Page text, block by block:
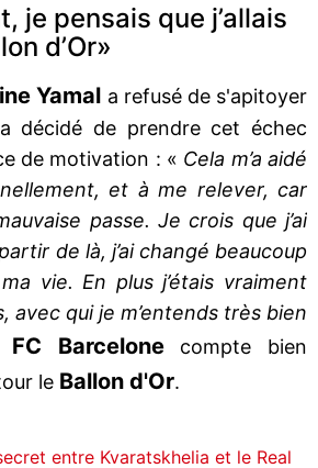
je pensais que j’allais
d’Or»
Yamal a refusé de s'apitoyer
décidé de prendre cet échec
de motivation : « Cela m’a aidé
et à me relever, car
passe. Je crois que j’ai
de là, j’ai changé beaucoup
vie. En plus j’étais vraiment
avec qui je m’entends très bien
FC Barcelonecompte bien
le Ballon d'Or.
entre Kvaratskhelia et le Real